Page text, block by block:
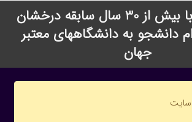
CIS Group با بیش از 30 سال سابقه درخشان
دانشجو به دانشگاههای معتبر
جهان